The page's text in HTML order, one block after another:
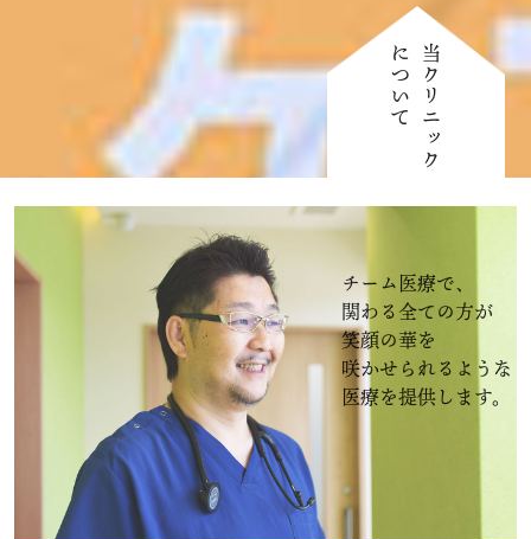
当クリニック
について
チーム医療で、
関わる全ての方が
笑顔の華を
咲かせられるような
医療を提供します。